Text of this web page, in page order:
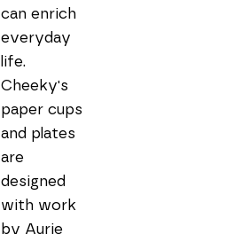
can enrich
everyday
life.
Cheeky's
paper cups
and plates
are
designed
with work
by Aurie